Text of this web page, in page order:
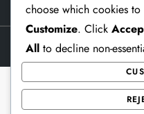
Theme Memorial
choose which cookies
Customize. Click
All to decline non-